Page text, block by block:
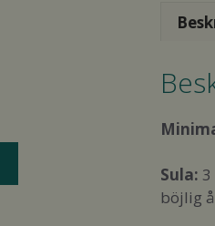
Sula:
böjlig